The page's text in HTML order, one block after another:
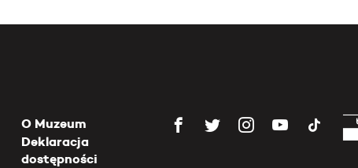
O Muzeum
Deklaracja
dostępności